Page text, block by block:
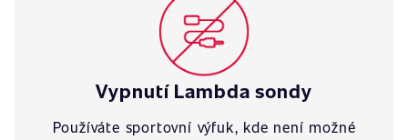
Vypnutí Lambda sondy
Používáte sportovní výfuk, kde není možné